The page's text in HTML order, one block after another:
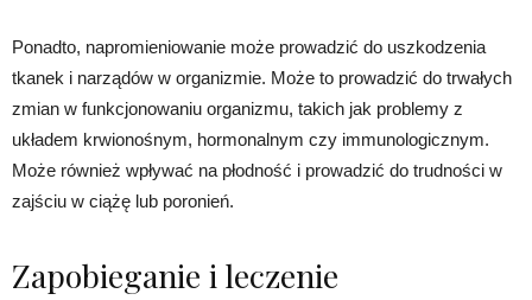
Ponadto, napromieniowanie może prowadzić do uszkodzenia
tkanek i narządów w organizmie. Może to prowadzić do trwałych
zmian w funkcjonowaniu organizmu, takich jak problemy z
układem krwionośnym, hormonalnym czy immunologicznym.
Może również wpływać na płodność i prowadzić do trudności w
zajściu w ciążę lub poronień.
Zapobieganie i leczenie